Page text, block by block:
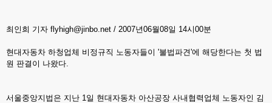
최인희 기자 flyhigh@jinbo.net / 2007년06월08일 14시00분
현대자동차 하청업체 비정규직 노동자들이 '불법파견'에 해당한다는 첫 법
원 판결이 나왔다.
서울중앙지법은 지난 1일 현대자동차 아산공장 사내협력업체 노동자인 김